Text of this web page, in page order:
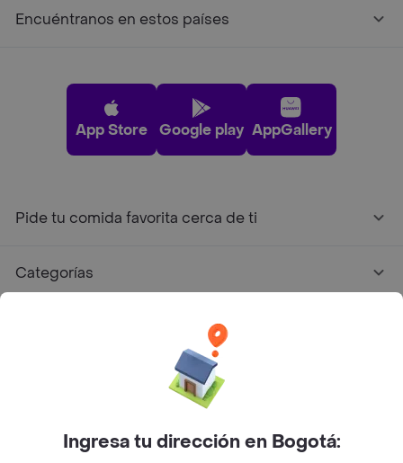
Encuéntranos en estos países
App Store Google play AppGallery
Pide tu comida favorita cerca de ti
Categorías
Facebook
Twitter
Instagram
Ingresa tu dirección en Bogotá: